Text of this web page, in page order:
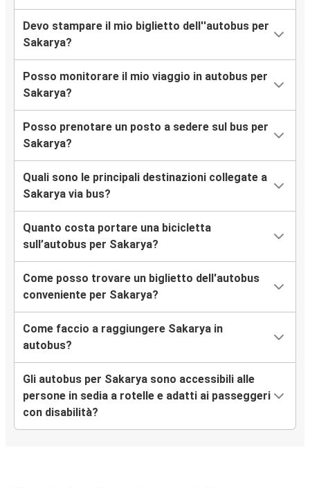
Devo stampare il mio biglietto dell''autobus per
Sakarya?
Posso monitorare il mio viaggio in autobus per
Sakarya?
Posso prenotare un posto a sedere sul bus per
Sakarya?
Quali sono le principali destinazioni collegate a
Sakarya via bus?
Quanto costa portare una bicicletta
sull’autobus per Sakarya?
Come posso trovare un biglietto dell'autobus
conveniente per Sakarya?
Come faccio a raggiungere Sakarya in
autobus?
Gli autobus per Sakarya sono accessibili alle
persone in sedia a rotelle e adatti ai passeggeri
con disabilità?